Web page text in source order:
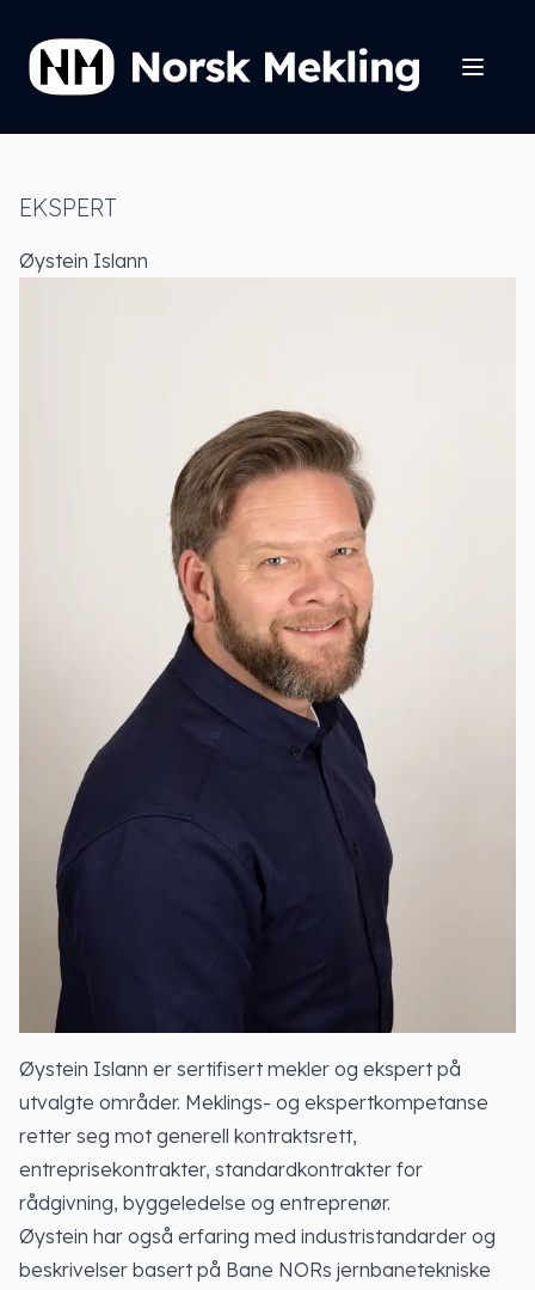
EKSPERT
Øystein Islann
Øystein Islann er sertifisert mekler og ekspert på
utvalgte områder. Meklings- og ekspertkompetanse
retter seg mot generell kontraktsrett,
entreprisekontrakter, standardkontrakter for
rådgivning, byggeledelse og entreprenør.
Øystein har også erfaring med industristandarder og
beskrivelser basert på Bane NORs jernbanetekniske